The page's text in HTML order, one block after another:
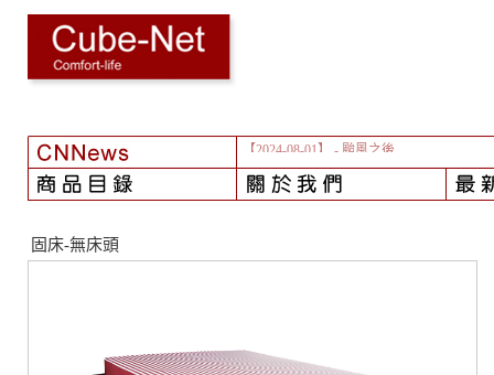
【2024-08-01】 - 颱風之後...
固床-無床頭